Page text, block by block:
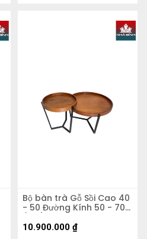
Bộ bàn trà Gỗ Sồi Cao 40
- 50 Đường Kính 50 - 70
(cm)
10.900.000 ₫